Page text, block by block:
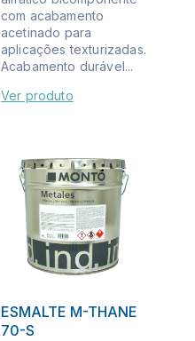
com acabamento
acetinado para
aplicações texturizadas.
Acabamento durável...
Ver produto
ESMALTE M-THANE
70-S